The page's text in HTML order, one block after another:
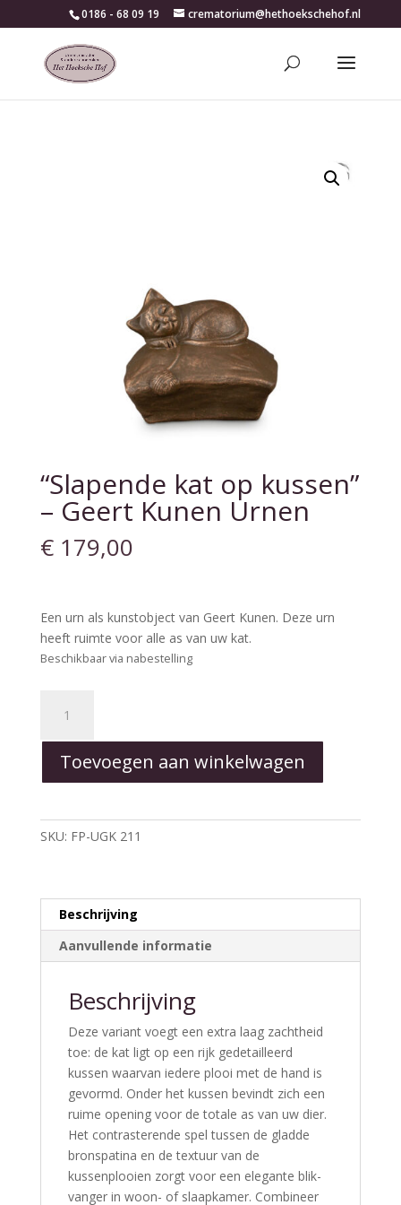
0186 - 68 09 19 crematorium@hethoekschehof.nl
“Slapende kat op kussen”
– Geert Kunen Urnen
€179,00
Een urn als kunstobject van Geert Kunen. Deze urn
heeft ruimte voor alle as van uw kat.
Beschikbaar via nabestelling
op
kussen"
-
Kunen
Urnen
Toevoegen aan winkelwagen
SKU: FP-UGK 211
Beschrijving
Aanvullende informatie
Beschrijving
Deze variant voegt een extra laag zachtheid
toe: de kat ligt op een rijk gedetail­leerd
kussen waarvan iedere plooi met de hand is
gevormd. Onder het kussen bevindt zich een
ruime opening voor de totale as van uw dier.
Het contrasterende spel tussen de gladde
brons­patina en de textuur van de
kussenplooien zorgt voor een elegante blik­
vanger in woon- of slaapkamer. Combineer